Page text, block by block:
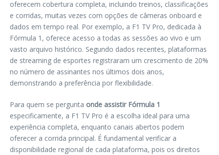
oferecem cobertura completa, incluindo treinos, classificações
e corridas, muitas vezes com opções de câmeras onboard e
dados em tempo real. Por exemplo, a F1 TV Pro, dedicada à
Fórmula 1, oferece acesso a todas as sessões ao vivo e um
vasto arquivo histórico. Segundo dados recentes, plataformas
de streaming de esportes registraram um crescimento de 20%
no número de assinantes nos últimos dois anos,
demonstrando a preferência por flexibilidade.
Para quem se pergunta onde assistir Fórmula 1
especificamente, a F1 TV Pro é a escolha ideal para uma
experiência completa, enquanto canais abertos podem
oferecer a corrida principal. É fundamental verificar a
disponibilidade regional de cada plataforma, pois os direitos